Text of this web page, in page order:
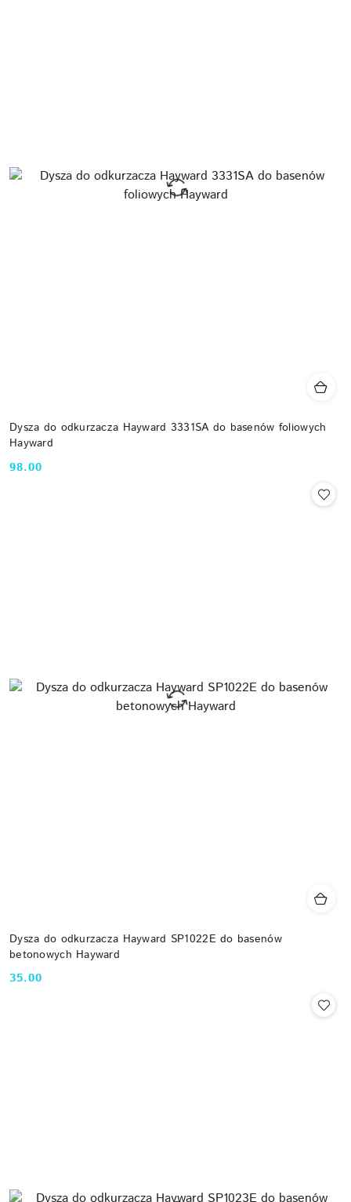
Dysza do odkurzacza Hayward 3331SA do basenów foliowych
Hayward
Cena:
98.00
Dysza do odkurzacza Hayward SP1022E do basenów
betonowych Hayward
Cena:
35.00